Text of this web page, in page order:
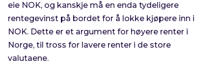
eie NOK, og kanskje må en enda tydeligere
rentegevinst på bordet for å lokke kjøpere inn i
NOK. Dette er et argument for høyere renter i
Norge, til tross for lavere renter i de store
valutaene.